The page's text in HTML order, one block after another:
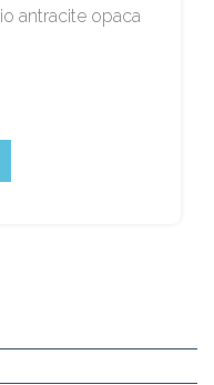
antracite opaca